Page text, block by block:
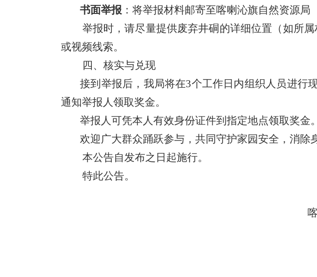
书面举报 ：将举报材料邮寄至喀喇沁旗自然资源局
举报时，请尽量提供废弃井硐的详细位置（如所
或视频线索。
四、核实与兑现
接到举报后，我局将在3个工作日内组织人员进行
通知举报人领取奖金。
举报人可凭本人有效身份证件到指定地点领取奖金
欢迎广大群众踊跃参与，共同守护家园安全，消除
本公告自发布之日起施行。
特此公告。